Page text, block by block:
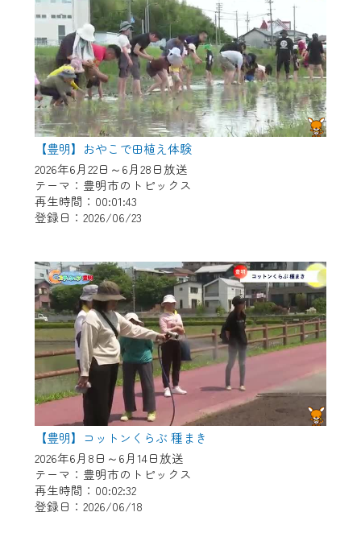
【豊明】おやこで田植え体験
2026年6月22日～6月28日放送
テーマ：豊明市のトピックス
再生時間：00:01:43
登録日：2026/06/23
【豊明】コットンくらぶ 種まき
2026年6月8日～6月14日放送
テーマ：豊明市のトピックス
再生時間：00:02:32
登録日：2026/06/18
CCNetサービスへの加入と『CCNetマイ
ページ※』へのログインが必要となりま
す。
何卒、ご理解ご了承の程よろしくお願い
いたします。
※マイページへのログインには、MyIDが必
要となります。
※MyIDとは、CCNet Web TVを含むCCNetの
各種サービスをご利用頂くためのIDです。
（GmailやYahooなどのフリーメールアドレ
スでも作成可能です）
※マイページへのログイン・MyIDの新規登
録はこちらから
※CCNetアプリをご利用中の方は引き続き
ご視聴いただけます。
＜メンテナンス情報＞
CCNetWebTVのリニューアルにともないメ
ンテナンス作業を予定しています。
日時 9/24 9:30～16:30